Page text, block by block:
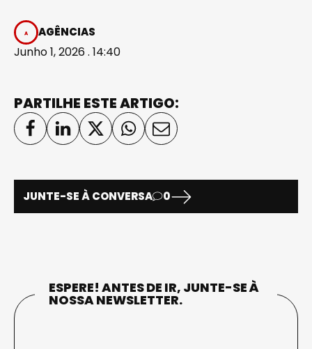
AGÊNCIAS
Junho 1, 2026 . 14:40
PARTILHE ESTE ARTIGO:
JUNTE-SE À CONVERSA 0
ESPERE! ANTES DE IR, JUNTE-SE À
NOSSA NEWSLETTER.